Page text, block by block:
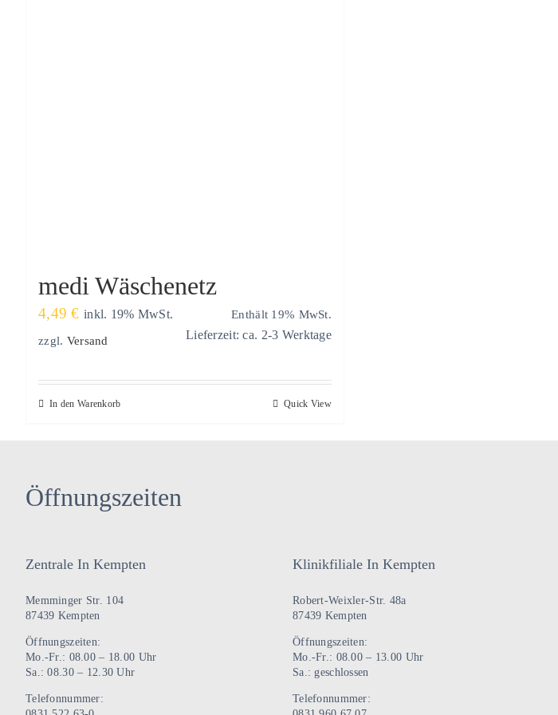
medi Wäschenetz
4,49€ inkl. 19% MwSt.
Enthält 19% MwSt.
zzgl. Versand Lieferzeit: ca. 2-3 Werktage
In den Warenkorb Quick View
Öffnungszeiten
Zentrale In Kempten
Memminger Str. 104
87439 Kempten
Öffnungszeiten:
Mo.-Fr.: 08.00 – 18.00 Uhr
Sa.: 08.30 – 12.30 Uhr
Telefonnummer:
Klinikfiliale In Kempten
Robert-Weixler-Str. 48a
87439 Kempten
Öffnungszeiten:
Mo.-Fr.: 08.00 – 13.00 Uhr
Sa.: geschlossen
Telefonnummer: